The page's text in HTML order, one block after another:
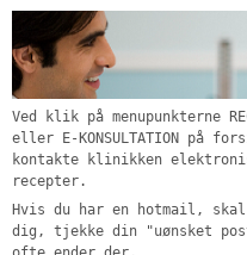
Ved klik på menupunkterne
eller E-KONSULTATION på
kontakte klinikken
recepter.
Hvis du har en hotmail,
dig, tjekke din "uønsket